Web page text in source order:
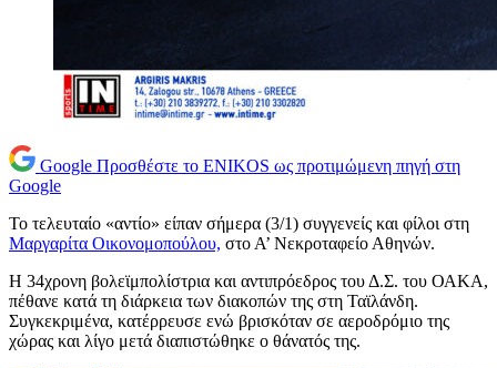
Google Προσθέστε το ENIKOS ως προτιμώμενη πηγή στη
Google
Το τελευταίο «αντίο» είπαν σήμερα (3/1) συγγενείς και φίλοι στη
Μαργαρίτα Οικονομοπούλου, στο Α’ Νεκροταφείο Αθηνών.
Η 34χρονη βολεϊμπολίστρια και αντιπρόεδρος του Δ.Σ. του ΟΑΚΑ,
πέθανε κατά τη διάρκεια των διακοπών της στη Ταϊλάνδη.
Συγκεκριμένα, κατέρρευσε ενώ βρισκόταν σε αεροδρόμιο της
χώρας και λίγο μετά διαπιστώθηκε ο θάνατός της.